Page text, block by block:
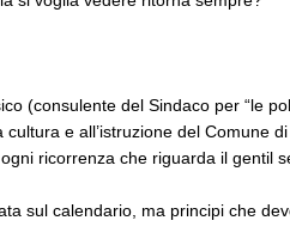
(consulente del Sindaco per “le
e all’istruzione del Comune
ricorrenza che riguarda il gentil
sul calendario, ma principi che